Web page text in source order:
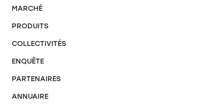
MARCHÉ
PRODUITS
COLLECTIVITÉS
ENQUÊTE
PARTENAIRES
ANNUAIRE